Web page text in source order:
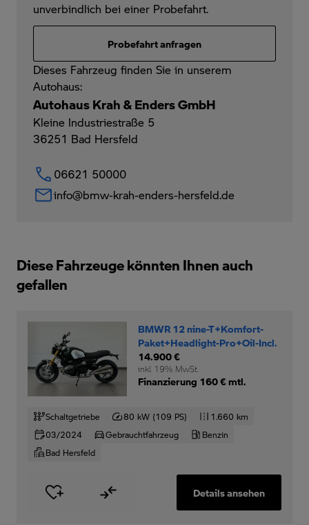
unverbindlich bei einer Probefahrt.
Probefahrt anfragen
Dieses Fahrzeug finden Sie in unserem
Autohaus:
Autohaus Krah & Enders GmbH
Kleine Industriestraße 5
36251 Bad Hersfeld
06621 50000
info@bmw-krah-enders-hersfeld.de
Diese Fahrzeuge könnten Ihnen auch
gefallen
BMWR 12 nine-T+Komfort-
Paket+Headlight-Pro+Oil-Incl.
14.900 €
inkl. 19% MwSt.
Finanzierung 160 € mtl.
Schaltgetriebe 80 kW (109 PS)
1.660 km
03/2024
Gebrauchtfahrzeug
Benzin
Bad Hersfeld
Details ansehen